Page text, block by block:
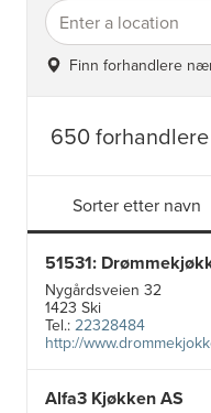
Finn forhandlere
650 forhandlere
Sorter etter navn
51531:
Nygårdsveien 32
1423 Ski
Tel.: 22328484
http://
Alfa3 Kjøkken AS